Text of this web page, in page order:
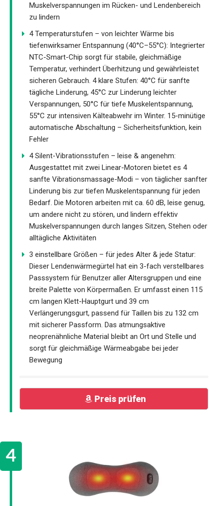
Muskelverspannungen im Rücken- und Lendenbereich
zu lindern
4 Temperaturstufen – von leichter Wärme bis
tiefenwirksamer Entspannung (40°C–55°C): Integrierter
NTC-Smart-Chip sorgt für stabile, gleichmäßige
Temperatur, verhindert Überhitzung und gewährleistet
sicheren Gebrauch. 4 klare Stufen: 40°C für sanfte
tägliche Linderung, 45°C zur Linderung leichter
Verspannungen, 50°C für tiefe Muskelentspannung,
55°C zur intensiven Kälteabwehr im Winter. 15-minütige
automatische Abschaltung – Sicherheitsfunktion, kein
Fehler
4 Silent-Vibrationsstufen – leise & angenehm:
Ausgestattet mit zwei Linear-Motoren bietet es 4
sanfte Vibrationsmassage-Modi – von täglicher sanfter
Linderung bis zur tiefen Muskelentspannung für jeden
Bedarf. Die Motoren arbeiten mit ca. 60 dB, leise genug,
um andere nicht zu stören, und lindern effektiv
Muskelverspannungen durch langes Sitzen, Stehen oder
alltägliche Aktivitäten
3 einstellbare Größen – für jedes Alter & jede Statur:
Dieser Lendenwärmegürtel hat ein 3-fach verstellbares
Passsystem für Benutzer aller Altersgruppen und eine
breite Palette von Körpermaßen. Er umfasst einen 115
cm langen Klett-Hauptgurt und 39 cm
Verlängerungsgurt, passend für Taillen bis zu 132 cm
mit sicherer Passform. Das atmungsaktive
neoprenähnliche Material bleibt an Ort und Stelle und
sorgt für gleichmäßige Wärmeabgabe bei jeder
Bewegung
Preis prüfen